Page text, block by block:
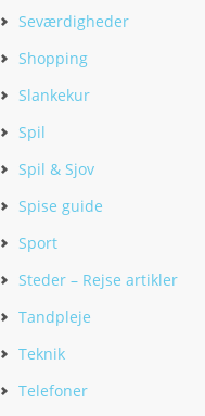
Seværdigheder
Shopping
Slankekur
Spil
Spil & Sjov
Spise guide
Sport
Steder – Rejse artikler
Tandpleje
Teknik
Telefoner